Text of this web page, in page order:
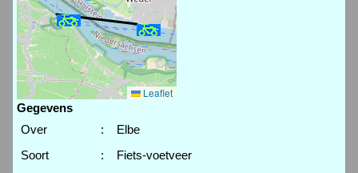
Leaflet
Gegevens
Over
:
Elbe
Soort
:
Fiets-voetveer